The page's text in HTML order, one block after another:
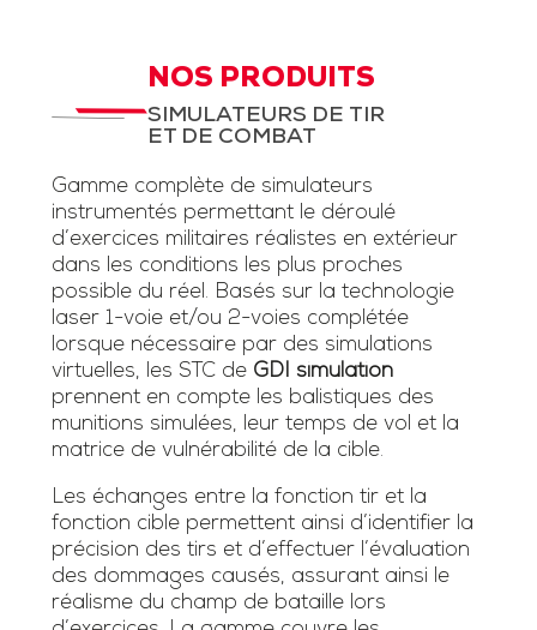
NOS PRODUITS
SIMULATEURS DE TIR
ET DE COMBAT
Gamme complète de simulateurs
instrumentés permettant le déroulé
d’exercices militaires réalistes en extérieur
dans les conditions les plus proches
possible du réel. Basés sur la technologie
laser 1-voie et/ou 2-voies complétée
lorsque nécessaire par des simulations
virtuelles, les STC de GDI simulation
prennent en compte les balistiques des
munitions simulées, leur temps de vol et la
matrice de vulnérabilité de la cible.
Les échanges entre la fonction tir et la
fonction cible permettent ainsi d’identifier la
précision des tirs et d’effectuer l’évaluation
des dommages causés, assurant ainsi le
réalisme du champ de bataille lors